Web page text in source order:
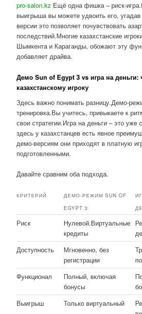
pro-salon.kz Ещё одна фишка – риск-
выигрыша вы можете удвоить его,
версии это позволяет почувствовать
последствий.Многие казахстанские
Шымкента и Караганды, обожают эту
добавляет драйва.
Демо Sun of Egypt 3 vs игра на деньги:
казахстанскому игроку
Здесь важно понимать разницу.Демо-
тренировка.Вы учитесь, привыкаете к
свои стратегии.Игра на деньги – это уже
здесь у казахстанцев есть явное
демо-версиям они приходят в платную
подготовленными.
Давайте сравним оба подхода.
КРИТЕРИЙ
ДЕМО-РЕЖИМ SUN OF
EGYPT 3
Риск
Нулевой.Виртуальные
кредиты
Доступность
Мгновенно, без
регистрации
Функционал
Полный, включая
бонусы
Выигрыш
Только виртуальный